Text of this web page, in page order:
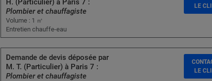
H. (Particulier) à Paris 7 :
Plombier et chauffagiste
Volume : 1 ㎥
Entretien chauffe-eau
LE
Demande de devis déposée par
M. T. (Particulier) à Paris 7 :
Plombier et chauffagiste
LE